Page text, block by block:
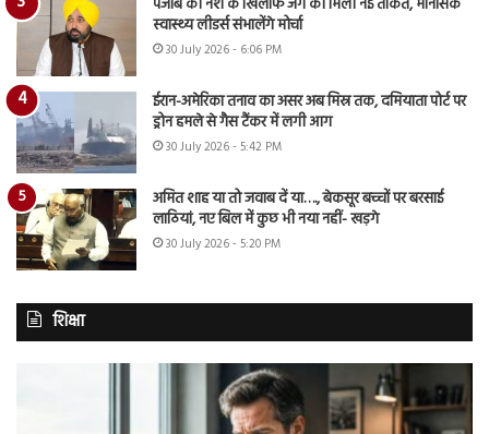
स्वास्थ्य लीडर्स संभालेंगे मोर्चा
30 July 2026 - 6:06 PM
ईरान-अमेरिका तनाव का असर अब मिस्र तक, दमियाता पोर्ट पर
ड्रोन हमले से गैस टैंकर में लगी आग
30 July 2026 - 5:42 PM
अमित शाह या तो जवाब दें या…., बेकसूर बच्चों पर बरसाई
लाठियां, नए बिल में कुछ भी नया नहीं- खड़गे
30 July 2026 - 5:20 PM
शिक्षा